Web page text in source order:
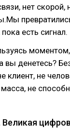
нет
есть сигнал.
вы денетесь?
клиент, не
не
Великая